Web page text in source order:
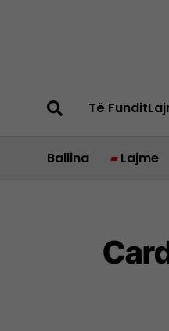
Të Fundit
Ballina Lajme